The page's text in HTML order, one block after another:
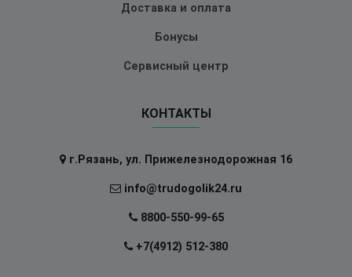
Доставка и оплата
Бонусы
Сервисный центр
КОНТАКТЫ
г.Рязань, ул. Прижелезнодорожная 16
info@trudogolik24.ru
8800-550-99-65
+7(4912) 512-380